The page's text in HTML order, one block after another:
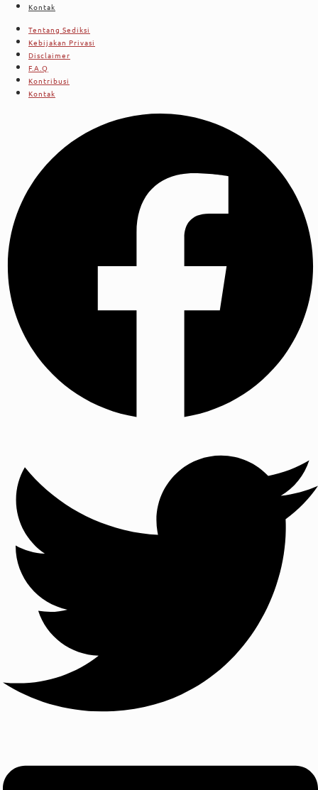
Kontak
Tentang Sediksi
Kebijakan Privasi
Disclaimer
F.A.Q
Kontribusi
Kontak